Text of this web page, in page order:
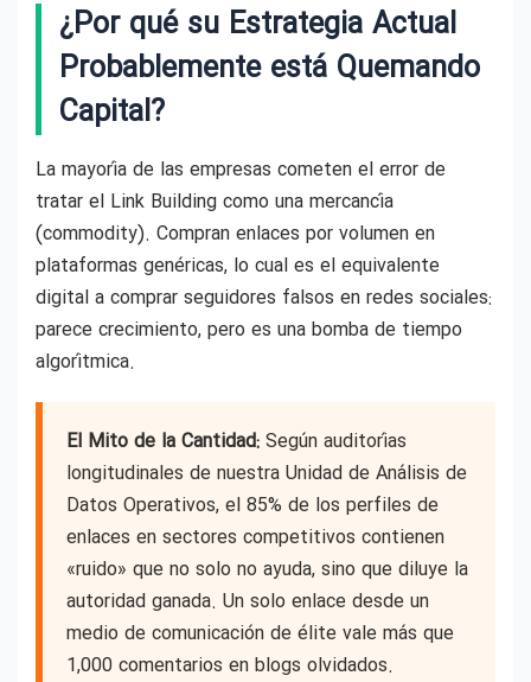
¿Por qué su Estrategia Actual
Probablemente está Quemando
Capital?
La mayoría de las empresas cometen el error de
tratar el Link Building como una mercancía
(commodity). Compran enlaces por volumen en
plataformas genéricas, lo cual es el equivalente
digital a comprar seguidores falsos en redes sociales:
parece crecimiento, pero es una bomba de tiempo
algorítmica.
El Mito de la Cantidad: Según auditorías
longitudinales de nuestra Unidad de Análisis de
Datos Operativos, el 85% de los perfiles de
enlaces en sectores competitivos contienen
«ruido» que no solo no ayuda, sino que diluye la
autoridad ganada. Un solo enlace desde un
medio de comunicación de élite vale más que
1,000 comentarios en blogs olvidados.